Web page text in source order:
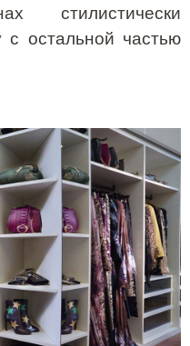
стилистически
с остальной частью